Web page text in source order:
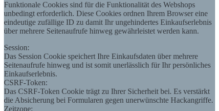
Funktionale Cookies sind für die Funktionalität des Webshops
unbedingt erforderlich. Diese Cookies ordnen Ihrem Browser eine
eindeutige zufällige ID zu damit Ihr ungehindertes Einkaufserlebnis
über mehrere Seitenaufrufe hinweg gewährleistet werden kann.
Session:
Das Session Cookie speichert Ihre Einkaufsdaten über mehrere
Seitenaufrufe hinweg und ist somit unerlässlich für Ihr persönliches
Einkaufserlebnis.
CSRF-Token:
Das CSRF-Token Cookie trägt zu Ihrer Sicherheit bei. Es verstärkt
die Absicherung bei Formularen gegen unerwünschte Hackangriffe.
Zeitzone: